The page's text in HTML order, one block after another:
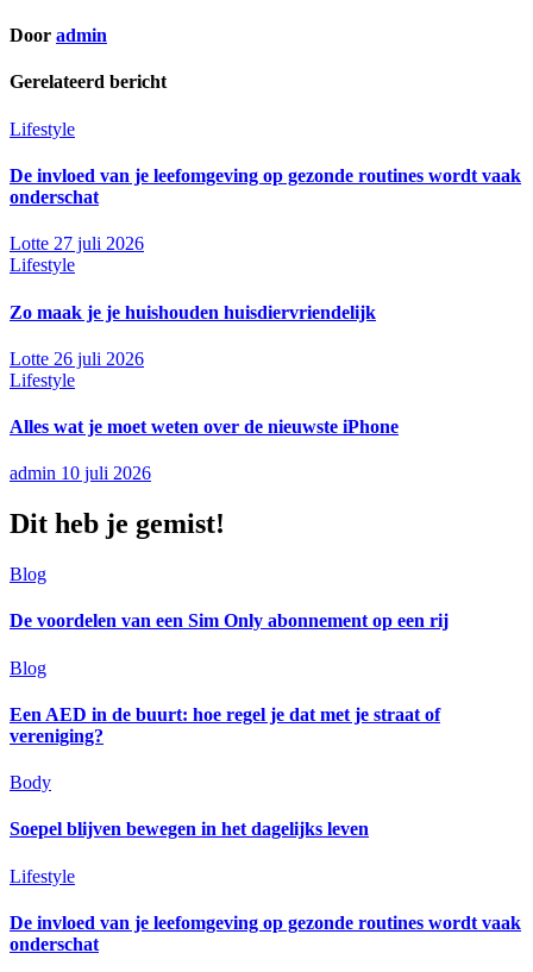
Door admin
Gerelateerd bericht
Lifestyle
De invloed van je leefomgeving op gezonde routines wordt vaak
onderschat
Lotte 27 juli 2026
Lifestyle
Zo maak je je huishouden huisdiervriendelijk
Lotte 26 juli 2026
Lifestyle
Alles wat je moet weten over de nieuwste iPhone
admin 10 juli 2026
Dit heb je gemist!
Blog
De voordelen van een Sim Only abonnement op een rij
Blog
Een AED in de buurt: hoe regel je dat met je straat of
vereniging?
Body
Soepel blijven bewegen in het dagelijks leven
Lifestyle
De invloed van je leefomgeving op gezonde routines wordt vaak
onderschat